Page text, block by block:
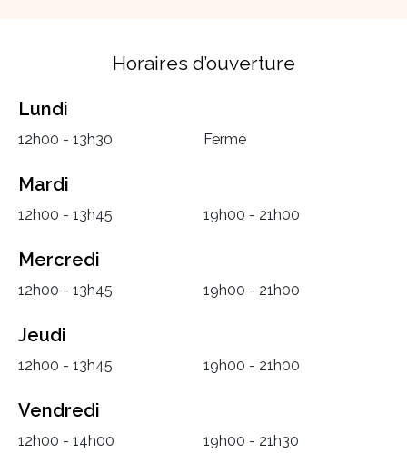
Horaires d’ouverture
Lundi
12h00 - 13h30 Fermé
Mardi
12h00 - 13h45 19h00 - 21h00
Mercredi
12h00 - 13h45 19h00 - 21h00
Jeudi
12h00 - 13h45 19h00 - 21h00
Vendredi
12h00 - 14h00 19h00 - 21h30